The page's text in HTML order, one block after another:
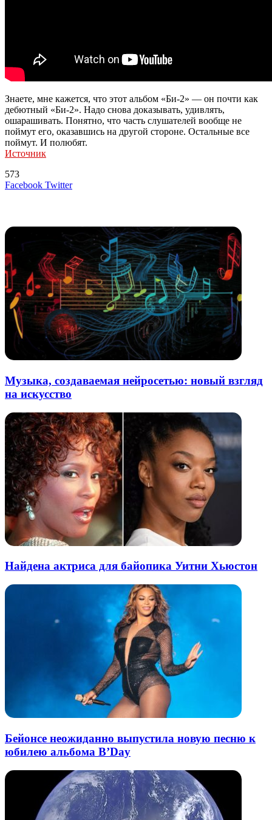
Знаете, мне кажется, что этот альбом «Би-2» — он почти как
дебютный «Би-2». Надо снова доказывать, удивлять,
ошарашивать. Понятно, что часть слушателей вообще не
поймут его, оказавшись на другой стороне. Остальные все
поймут. И полюбят.
Источник
573
Facebook TwitterLinkedIn
Tumblr
Reddit
Вконтакте
Одноклассники
Skype
Messenger
Messenger
WhatsApp
Telegram
Viber
Line
Поделиться
Печатать
Музыка, создаваемая нейросетью: новый взгляд
на искусство
Найдена актриса для байопика Уитни Хьюстон
Бейонсе неожиданно выпустила новую песню к
юбилею альбома B’Day